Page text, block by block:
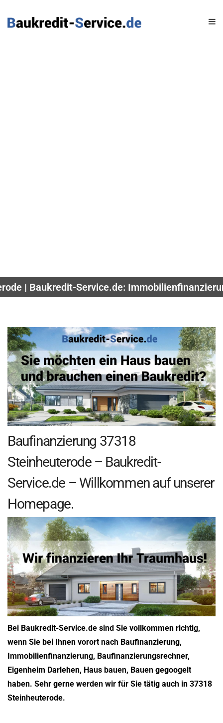
| Baukredit-Service.de:
Baufinanzierung 37318
Steinheuterode – Baukredit-
Service.de – Willkommen auf unserer
Homepage.
Bei Baukredit-Service.de sind Sie vollkommen richtig,
wenn Sie bei Ihnen vorort nach Baufinanzierung,
Immobilienfinanzierung, Baufinanzierungsrechner,
Eigenheim Darlehen, Haus bauen, Bauen gegoogelt
haben. Sehr gerne werden wir für Sie tätig auch in 37318
Steinheuterode.